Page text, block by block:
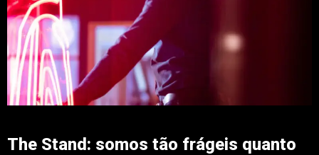
The Stand: somos tão frágeis quanto